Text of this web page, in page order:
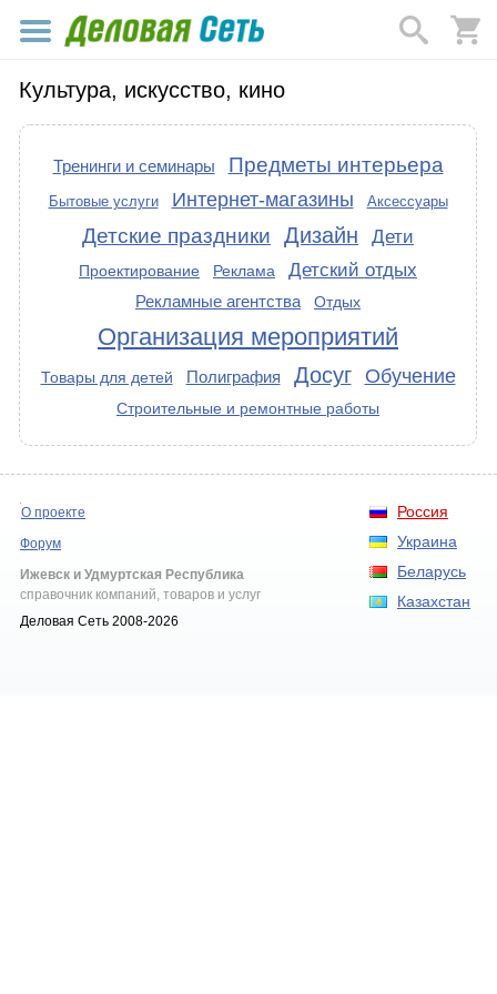
Культура, искусство, кино
Тренинги и семинары Предметы интерьера
Бытовые услуги Интернет-магазины Аксессуары
Детские праздники Дизайн Дети
Проектирование Реклама Детский отдых
Рекламные агентства Отдых
Организация мероприятий
Товары для детей Полиграфия Досуг Обучение
Строительные и ремонтные работы
Россия
Украина
Беларусь
Казахстан
О проекте
Форум
Ижевск и Удмуртская Республика
справочник компаний, товаров и услуг
Деловая Сеть 2008-2026